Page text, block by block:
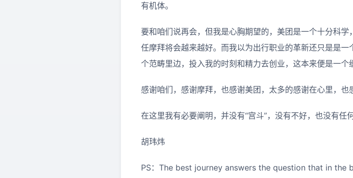
有机体。
要和咱们说再会，但我是心胸期望的，美团是一个十分科
任摩拜将会越来越好。而我以为出行职业的革新还只是是
个范畴里边，投入我的时刻和精力去创业，这本来便是一个
感谢咱们，感谢摩拜，也感谢美团，太多的感谢在心里，也
在这里我有必要阐明，并没有“宫斗”，没有不好，也没有任
胡玮炜
PS：The best journey answers the question that in